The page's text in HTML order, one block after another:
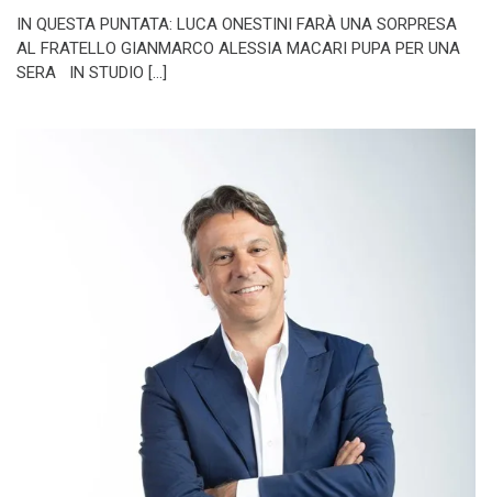
IN QUESTA PUNTATA: LUCA ONESTINI FARÀ UNA SORPRESA
AL FRATELLO GIANMARCO ALESSIA MACARI PUPA PER UNA
SERA IN STUDIO […]